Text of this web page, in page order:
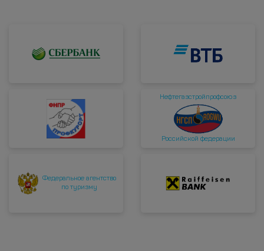
Нефтегазстройпрофсоюз
Российской федерации
Федеральное агентство
по туризму